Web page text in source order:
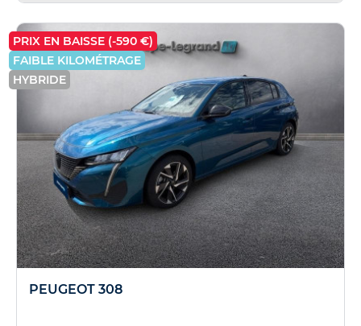
PRIX EN BAISSE (-590 €)
FAIBLE KILOMÉTRAGE
HYBRIDE
PEUGEOT 308